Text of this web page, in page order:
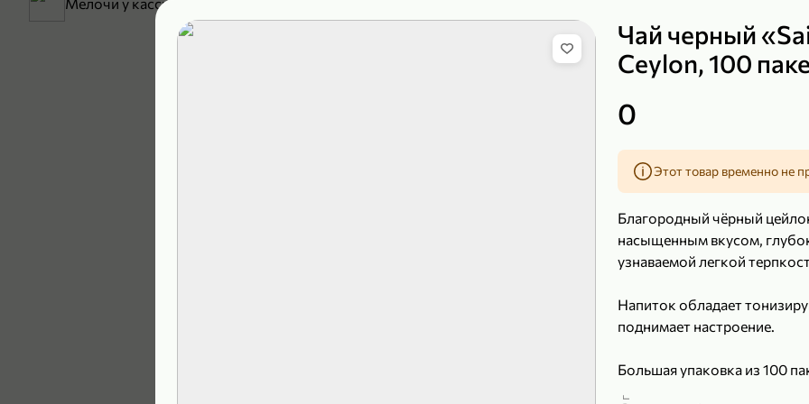
Чай черный
Ceylon, 100
0
Этот товар временно не
Благородный чёрный
насыщенным вкусом,
узнаваемой легкой
Напиток обладает
поднимает настроение.
Большая упаковка из 100
хватит надолго. Пакетики
Полотенца бумажные «Soffione» MENU, 2 рулона, 120 г
В